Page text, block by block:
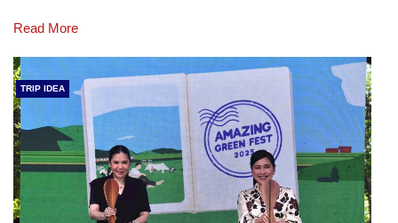
Read More
TRIP IDEA